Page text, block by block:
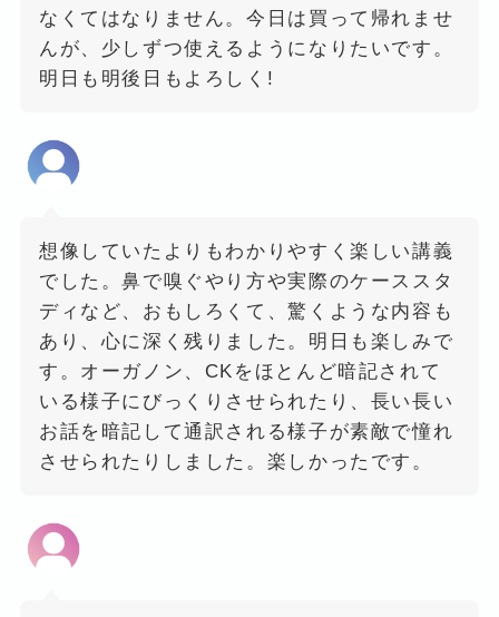
なくてはなりません。今日は買って帰れませ
んが、少しずつ使えるようになりたいです。
明日も明後日もよろしく!
想像していたよりもわかりやすく楽しい講義
でした。鼻で嗅ぐやり方や実際のケーススタ
ディなど、おもしろくて、驚くような内容も
あり、心に深く残りました。明日も楽しみで
す。オーガノン、CKをほとんど暗記されて
いる様子にびっくりさせられたり、長い長い
お話を暗記して通訳される様子が素敵で憧れ
させられたりしました。楽しかったです。